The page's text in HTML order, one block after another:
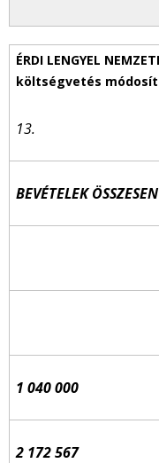
13.
BEVÉTELEK ÖSSZESEN
1 040 000
2 172 567